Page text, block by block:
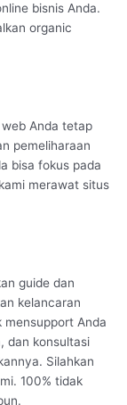
bisnis Anda.
organic
Anda tetap
pemeliharaan
bisa fokus pada
merawat situs
guide dan
kelancaran
mensupport Anda
dan konsultasi
Silahkan
100% tidak